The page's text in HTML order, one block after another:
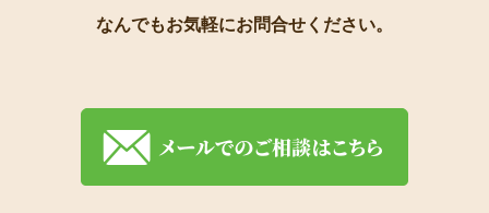
なんでもお気軽にお問合せください。